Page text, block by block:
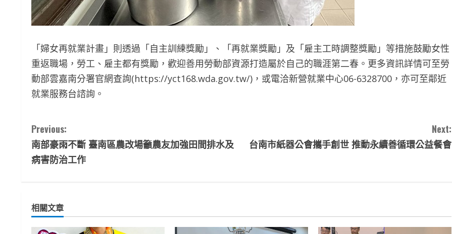
「婦女再就業計畫」則透過「自主訓練獎勵」、「再就業獎勵」及「雇主工時調整獎勵」等措施鼓勵女性
重返職場，勞工、雇主都有獎勵，歡迎善用勞動部資源打造屬於自己的職涯第二春。更多資訊詳情可至勞
動部雲嘉南分署官網查詢(https://yct168.wda.gov.tw/)，或電洽新營就業中心06-6328700，亦可至鄰近
就業服務台諮詢。
C
o
i
Previous:
南部豪雨不斷 臺南區農改場籲農友加強田間排水及
病害防治工作
Next:
台南市紙器公會攜手創世 推動永續善循環公益餐會
相關文章